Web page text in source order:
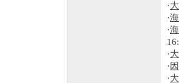
·
·
·
·
·
·